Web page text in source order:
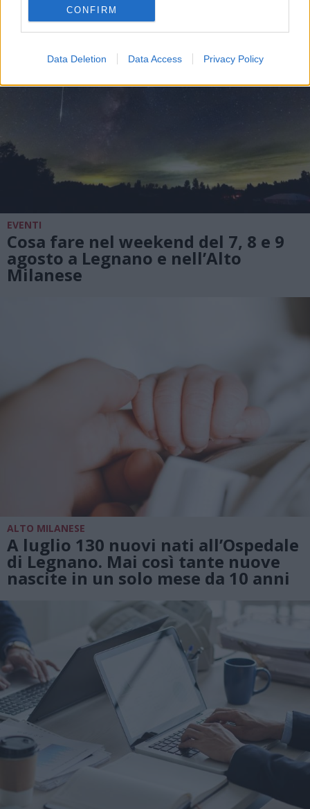
CONFIRM
Data Deletion Data Access Privacy Policy
EVENTI
Cosa fare nel weekend del 7, 8 e 9
agosto a Legnano e nell’Alto
Milanese
ALTO MILANESE
A luglio 130 nuovi nati all’Ospedale
di Legnano. Mai così tante nuove
nascite in un solo mese da 10 anni